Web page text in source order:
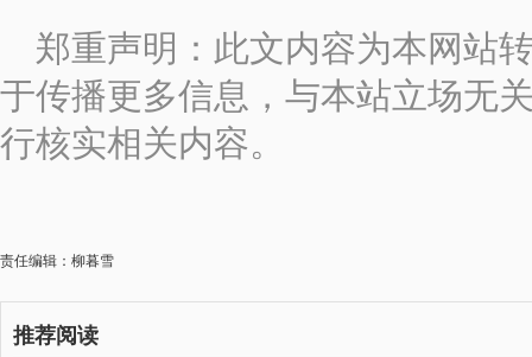
郑重声明：此文内容为本网站
于传播更多信息，与本站立场无
行核实相关内容。
责任编辑：柳暮雪
推荐阅读